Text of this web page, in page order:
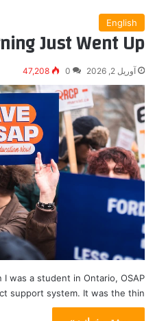
English
Just Went Up
آوریل 2, 2026 0
47,208
I was a student in Ontario, OSAP
support system. It was the thin…